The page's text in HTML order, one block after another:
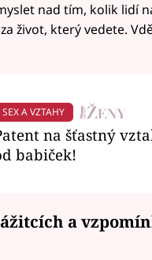
nad tím, kolik lidí
život, který vedete.
SEX A VZTAHY
na šťastný
babiček!
a